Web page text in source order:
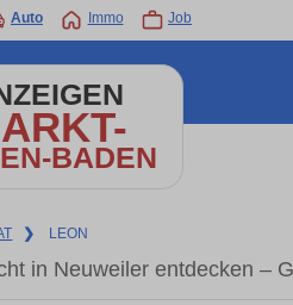
Auto Immo Job
BADEN
❯ LEON
in Neuweiler entdecken –